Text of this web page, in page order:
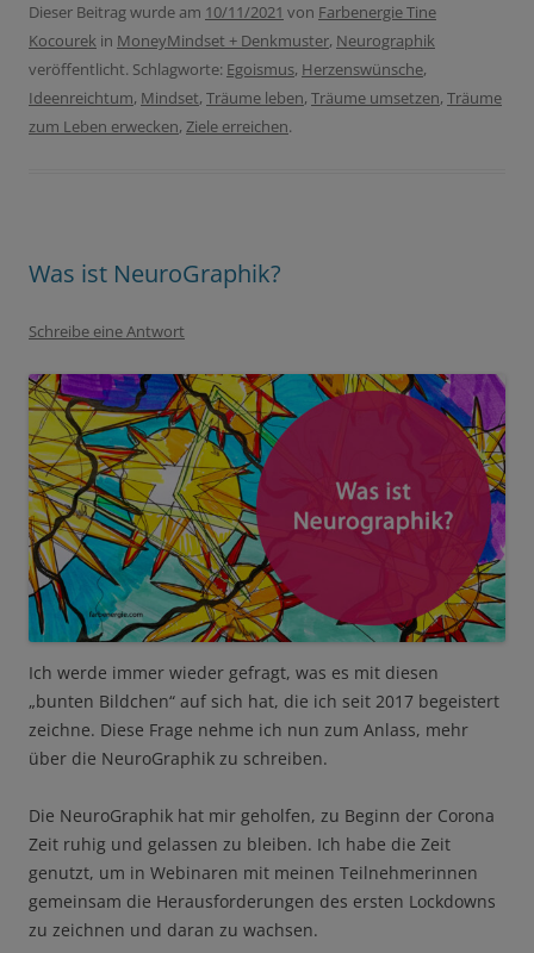
Dieser Beitrag wurde am 10/11/2021 von Farbenergie Tine
Kocourek in MoneyMindset + Denkmuster, Neurographik
veröffentlicht. Schlagworte: Egoismus, Herzenswünsche,
Ideenreichtum, Mindset, Träume leben, Träume umsetzen, Träume
zum Leben erwecken, Ziele erreichen.
Was ist NeuroGraphik?
Schreibe eine Antwort
Ich werde immer wieder gefragt, was es mit diesen
„bunten Bildchen“ auf sich hat, die ich seit 2017 begeistert
zeichne. Diese Frage nehme ich nun zum Anlass, mehr
über die NeuroGraphik zu schreiben.
Die NeuroGraphik hat mir geholfen, zu Beginn der Corona
Zeit ruhig und gelassen zu bleiben. Ich habe die Zeit
genutzt, um in Webinaren mit meinen Teilnehmerinnen
gemeinsam die Herausforderungen des ersten Lockdowns
zu zeichnen und daran zu wachsen.